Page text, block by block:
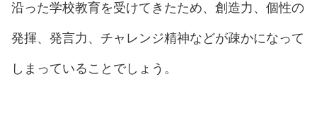
沿った学校教育を受けてきたため、創造力、個性の
発揮、発言力、チャレンジ精神などが疎かになって
しまっていることでしょう。